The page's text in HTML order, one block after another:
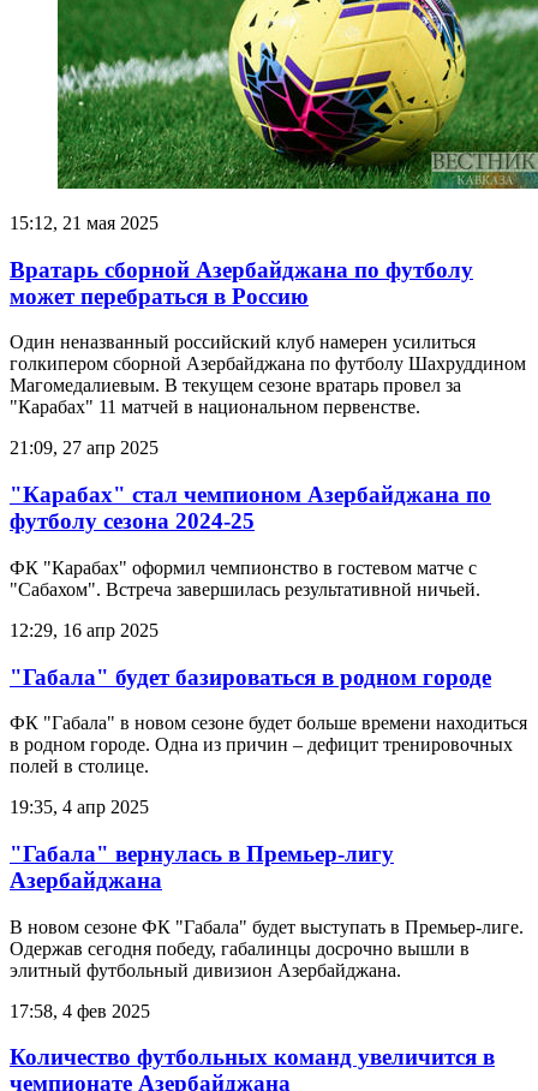
15:12, 21 мая 2025
Вратарь сборной Азербайджана по футболу
может перебраться в Россию
Один неназванный российский клуб намерен усилиться
голкипером сборной Азербайджана по футболу Шахруддином
Магомедалиевым. В текущем сезоне вратарь провел за
"Карабах" 11 матчей в национальном первенстве.
21:09, 27 апр 2025
"Карабах" стал чемпионом Азербайджана по
футболу сезона 2024-25
ФК "Карабах" оформил чемпионство в гостевом матче с
"Сабахом". Встреча завершилась результативной ничьей.
12:29, 16 апр 2025
"Габала" будет базироваться в родном городе
ФК "Габала" в новом сезоне будет больше времени находиться
в родном городе. Одна из причин – дефицит тренировочных
полей в столице.
19:35, 4 апр 2025
"Габала" вернулась в Премьер-лигу
Азербайджана
В новом сезоне ФК "Габала" будет выступать в Премьер-лиге.
Одержав сегодня победу, габалинцы досрочно вышли в
элитный футбольный дивизион Азербайджана.
17:58, 4 фев 2025
Количество футбольных команд увеличится в
чемпионате Азербайджана